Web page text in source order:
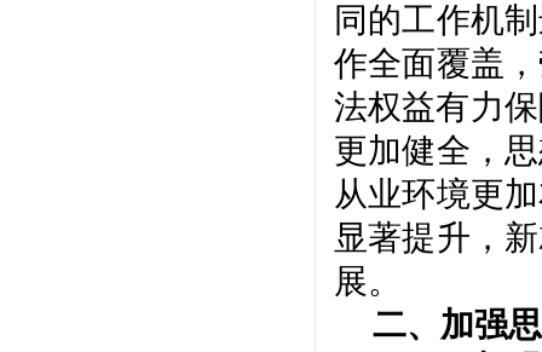
同的工作机
作全面覆盖
法权益有力
更加健全，
从业环境更
显著提升，
展。
二、加强